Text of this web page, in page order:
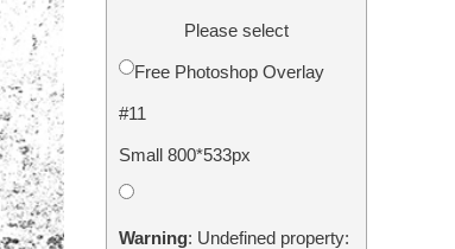
Please select
Free Photoshop Overlay
#11
Small 800*533px
Warning: Undefined property: